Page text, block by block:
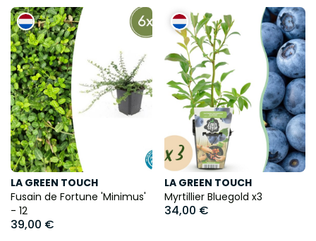
LA GREEN TOUCH
Fusain de Fortune 'Minimus'
- 12
39,00 €
LA GREEN TOUCH
Myrtillier Bluegold x3
34,00 €